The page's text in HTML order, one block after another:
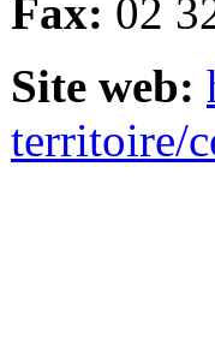
Fax: 02
Site web:
territoire/